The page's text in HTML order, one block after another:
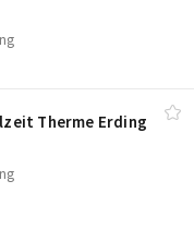
Therme Erding